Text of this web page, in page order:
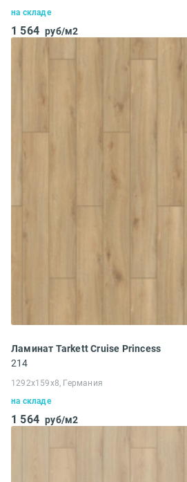
на складе
1 564 руб/м2
Ламинат Tarkett Cruise Princess
214
1292x159x8, Германия
на складе
1 564 руб/м2